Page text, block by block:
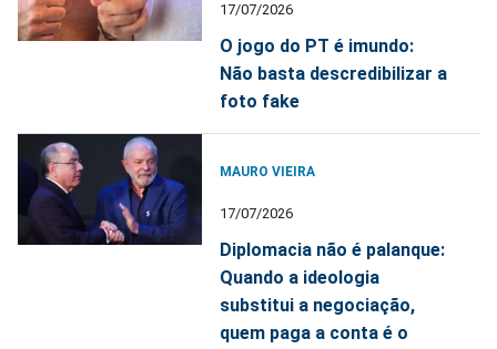
17/07/2026
O jogo do PT é imundo:
Não basta descredibilizar a
foto fake
MAURO VIEIRA
17/07/2026
Diplomacia não é palanque:
Quando a ideologia
substitui a negociação,
quem paga a conta é o